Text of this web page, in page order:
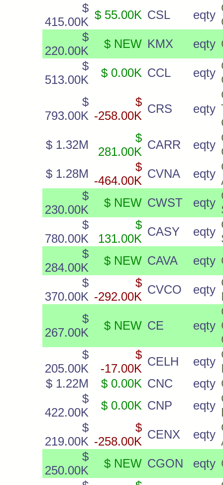
$
415.00K
$ 55.00K CSL eqty
$
220.00K
$ NEW KMX eqty
$
513.00K
$ 0.00K CCL eqty
$
793.00K
$
-258.00K
CRS eqty
$ 1.32M
$
281.00K
CARR eqty
$ 1.28M
$
-464.00K
CVNA eqty
$
230.00K
$ NEW CWST eqty
$
780.00K
$
131.00K
CASY eqty
$
284.00K
$ NEW CAVA eqty
$
370.00K
$
-292.00K
CVCO eqty
$
267.00K
$ NEW CE eqty
$
205.00K
$
-17.00K
CELH eqty
$ 1.22M
$ 0.00K CNC eqty
$
422.00K
$ 0.00K CNP eqty
$
219.00K
$
-258.00K
CENX eqty
$
250.00K
$ NEW CGON eqty